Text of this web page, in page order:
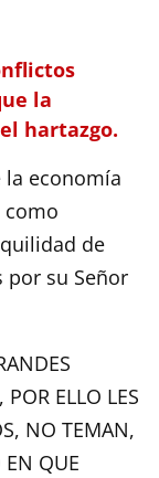
la
hartazgo.
la economía
como
de
por su Señor
POR ELLO LES
NO TEMAN,
QUE